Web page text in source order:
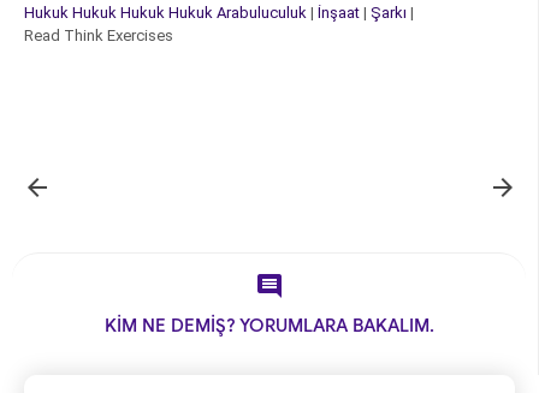
Hukuk Hukuk Hukuk Hukuk Arabuluculuk | İnşaat | Şarkı |
Read Think Exercises
 

KİM NE DEMİŞ? YORUMLARA BAKALIM.